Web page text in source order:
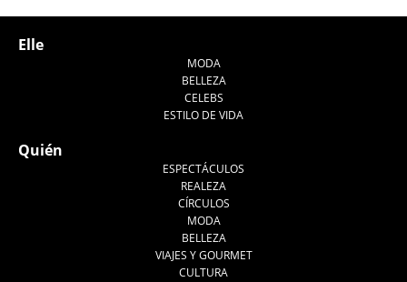
Elle
MODA
BELLEZA
CELEBS
ESTILO DE VIDA
Quién
ESPECTÁCULOS
REALEZA
CÍRCULOS
MODA
BELLEZA
VIAJES Y GOURMET
CULTURA